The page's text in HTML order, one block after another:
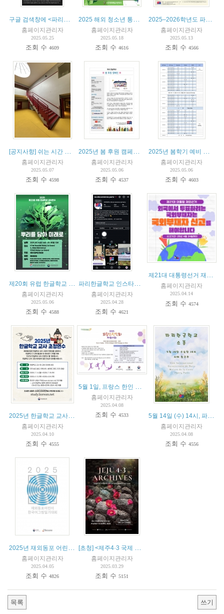
홈페이지관리자
2025.05.25
조회 수4609
홈페이지관리자
2025.05.18
조회 수4616
2025–2026학년도 파리한글학교 신입생 모집 및 교사 채용 공고
홈페이지관리자
2025.05.13
조회 수 4566
홈페이지관리자
2025.05.07
조회 수4598
홈페이지관리자
2025.05.06
조회 수4537
홈페이지관리자
2025.05.06
조회 수 4603
홈페이지관리자
2025.05.06
조회 수4588
홈페이지관리자
2025.04.28
조회 수4621
제21대 대통령선거 재외선거 안내
홈페이지관리자
2025.04.14
조회 수 4574
홈페이지관리자
2025.04.10
조회 수4555
홈페이지관리자
2025.04.08
조회 수4533 5월 14일 (수) 14시, 파리한글학교 소풍
홈페이지관리자
2025.04.08
조회 수 4556
홈페이지관리자
2025.04.05
조회 수4826
홈페이지관리자
2025.03.29
조회 수5151
목록 쓰기